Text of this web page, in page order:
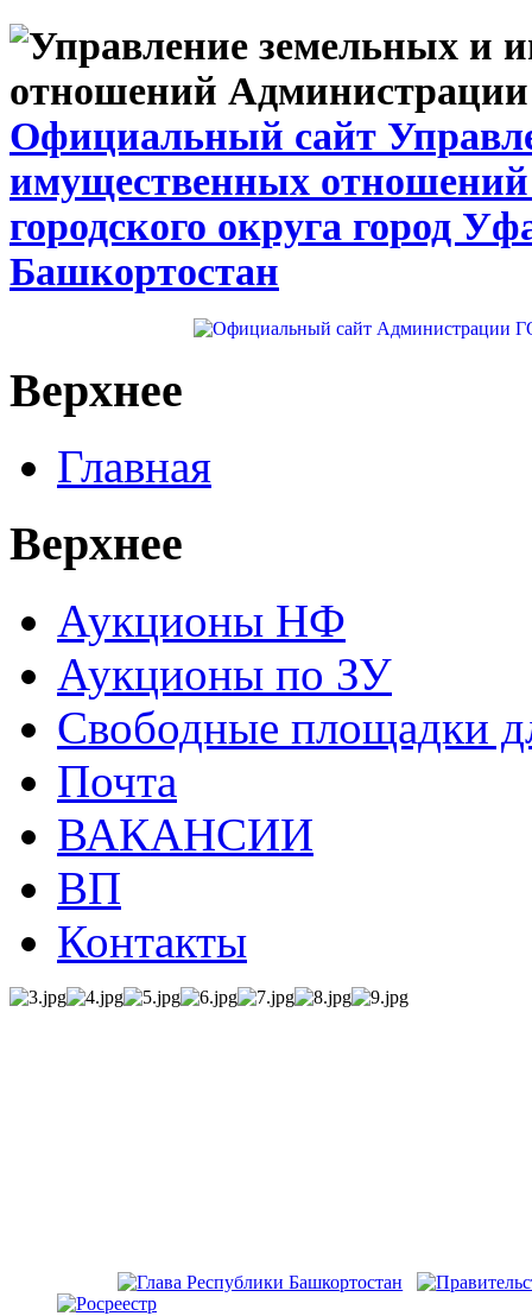
Официальный сайт
имущественных
городского округа город
Башкортостан
Верхнее
Главная
Верхнее
Аукционы НФ
Аукционы по ЗУ
Свободные площадки
Почта
ВАКАНСИИ
ВП
Контакты